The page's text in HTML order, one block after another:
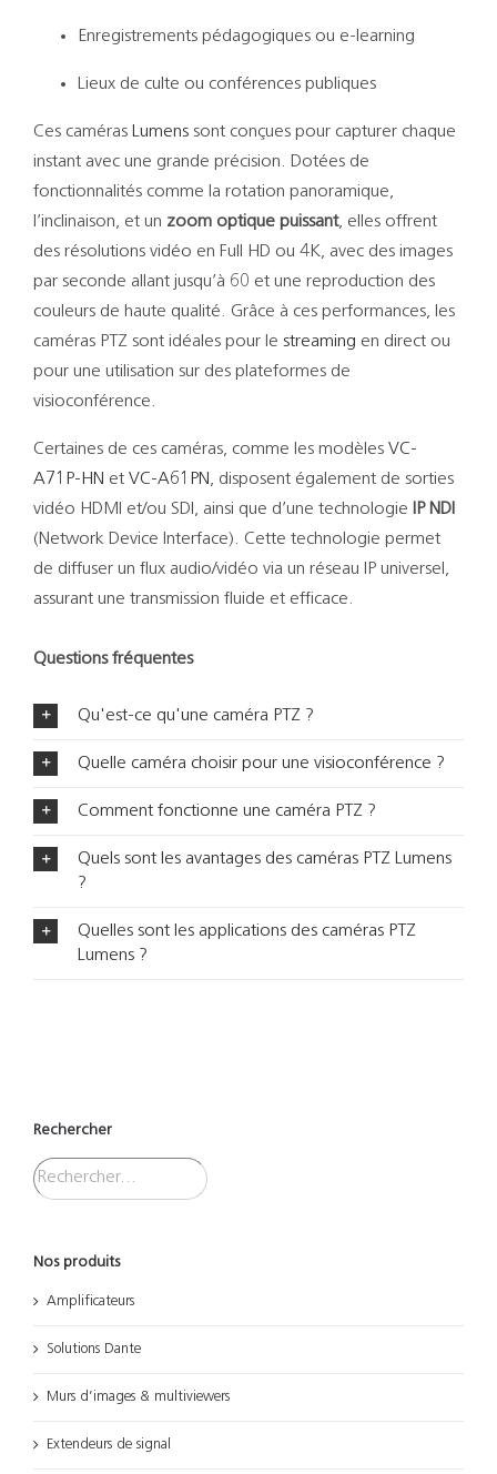
Enregistrements pédagogiques ou e-learning
Lieux de culte ou conférences publiques
Ces caméras Lumens sont conçues pour capturer chaque
instant avec une grande précision. Dotées de
fonctionnalités comme la rotation panoramique,
l’inclinaison, et un zoom optique puissant, elles offrent
des résolutions vidéo en Full HD ou 4K, avec des images
par seconde allant jusqu’à 60 et une reproduction des
couleurs de haute qualité. Grâce à ces performances, les
caméras PTZ sont idéales pour le streaming en direct ou
pour une utilisation sur des plateformes de
visioconférence.
Certaines de ces caméras, comme les modèles VC-
A71P-HN et VC-A61PN, disposent également de sorties
vidéo HDMI et/ou SDI, ainsi que d’une technologie IP NDI
(Network Device Interface). Cette technologie permet
de diffuser un flux audio/vidéo via un réseau IP universel,
assurant une transmission fluide et efficace.
Questions fréquentes
Qu'est-ce qu'une caméra PTZ ?
Quelle caméra choisir pour une visioconférence ?
Comment fonctionne une caméra PTZ ?
Quels sont les avantages des caméras PTZ Lumens
?
Quelles sont les applications des caméras PTZ
Lumens ?
Rechercher
Nos produits
Amplificateurs
Solutions Dante
Murs d’images & multiviewers
Extendeurs de signal